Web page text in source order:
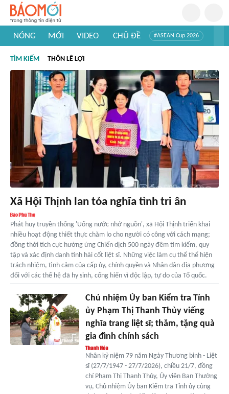
NÓNG MỚI VIDEO CHỦ ĐỀ #ASEAN Cup 2026
#Khám phá thế giới
TÌM KIẾM THÔN LÊ LỢI
Xã Hội Thịnh lan tỏa nghĩa tình tri ân
Phát huy truyền thống 'Uống nước nhớ nguồn', xã Hội Thịnh triển khai
nhiều hoạt động thiết thực chăm lo cho người có công với cách mạng;
đồng thời tích cực hưởng ứng Chiến dịch 500 ngày đêm tìm kiếm, quy
tập và xác định danh tính hài cốt liệt sĩ. Những việc làm cụ thể thể hiện
trách nhiệm, tình cảm của cấp ủy, chính quyền và Nhân dân địa phương
đối với các thế hệ đã hy sinh, cống hiến vì độc lập, tự do của Tổ quốc.
Chủ nhiệm Ủy ban Kiểm tra Tỉnh
ủy Phạm Thị Thanh Thủy viếng
nghĩa trang liệt sĩ; thăm, tặng quà
gia đình chính sách
Nhân kỷ niệm 79 năm Ngày Thương binh - Liệt
sĩ (27/7/1947 - 27/7/2026), chiều 21/7, đồng
chí Phạm Thị Thanh Thủy, Ủy viên Ban Thường
vụ, Chủ nhiệm Ủy ban Kiểm tra Tỉnh ủy cùng